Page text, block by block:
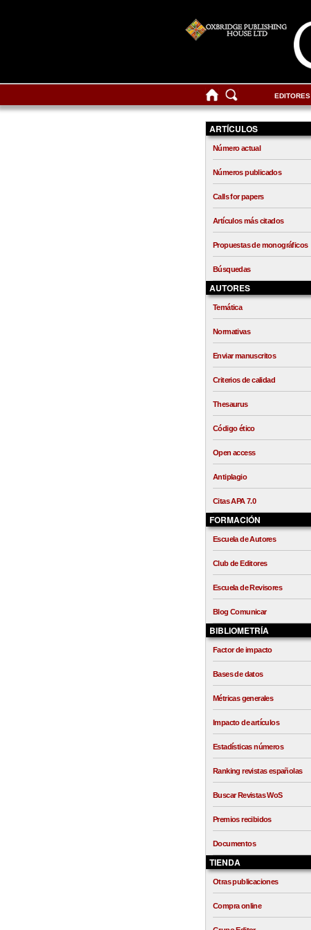
EDITORES
ARTÍCULOS
Número actual
Números publicados
Calls for papers
Artículos más citados
Propuestas de monográficos
Búsquedas
AUTORES
Temática
Normativas
Enviar manuscritos
Criterios de calidad
Thesaurus
Código ético
Open access
Antiplagio
Citas APA 7.0
FORMACIÓN
Escuela de Autores
Club de Editores
Escuela de Revisores
Blog Comunicar
BIBLIOMETRÍA
Factor de impacto
Bases de datos
Métricas generales
Impacto de artículos
Estadísticas números
Ranking revistas españolas
Buscar Revistas WoS
Premios recibidos
Documentos
TIENDA
Otras publicaciones
Compra online